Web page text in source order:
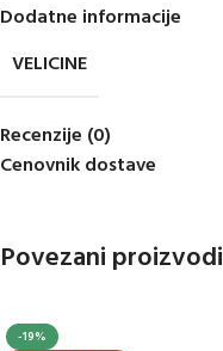
Dodatne informacije
VELICINE
Recenzije (0)
Cenovnik dostave
Povezani proizvodi
-19%